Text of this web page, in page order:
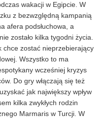
wakacji w Egipcie. W
z bezwzględną kampanią
afera podsłuchowa, a
zostało kilka tygodni życia.
chce zostać nieprzebierający
Wszystko to ma
wcześniej kryzys
Do gry włączają się też
jak największy wpływ
kilka zwykłych rodzin
Marmaris w Turcji. W